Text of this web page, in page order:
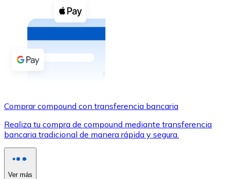
Compra criptomonedas con efectivo en tu tienda más
Comprar con efectivo
Transferencia SEPA
Utiliza tarjetas Visa y Mastercard para comprar
Comprar con tarjeta
Comprar compound con transferencia bancaria
Realiza tu compra de compound mediante transferencia
bancaria tradicional de manera rápida y segura.
Ver más